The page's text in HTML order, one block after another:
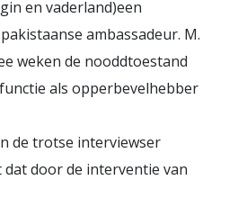
en vaderland)een
ambassadeur. M.
weken de nooddtoestand
als opperbevelhebber
de trotse interviewser
door de interventie van